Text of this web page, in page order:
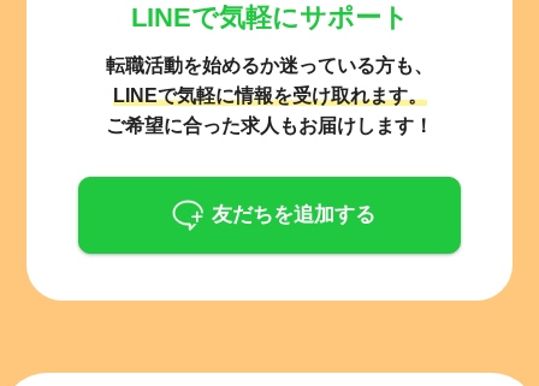
LINEで気軽にサポート
転職活動を始めるか迷っている方も、
LINEで気軽に情報を受け取れます。
ご希望に合った求人もお届けします！
友だちを追加する